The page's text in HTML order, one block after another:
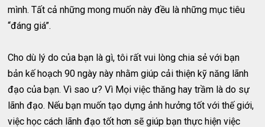
mình. Tất cả những mong muốn này đều là những mục tiêu
“đáng giá”.
Cho dù lý do của bạn là gì, tôi rất vui lòng chia sẻ với bạn
bản kế hoạch 90 ngày này nhằm giúp cải thiện kỹ năng lãnh
đạo của bạn. Vì sao ư? Vì Mọi việc thăng hay trầm là do sự
lãnh đạo. Nếu bạn muốn tạo dựng ảnh hưởng tốt với thế giới,
việc học cách lãnh đạo tốt hơn sẽ giúp bạn thực hiện việc